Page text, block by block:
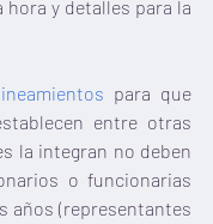
y detalles para la
para que
entre otras
la integran no deben
o funcionarias
años (representantes